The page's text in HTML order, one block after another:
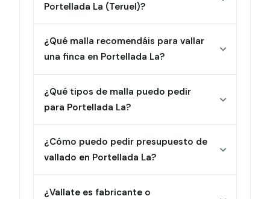
Portellada La (Teruel)?
¿Qué malla recomendáis para vallar
una finca en Portellada La?
¿Qué tipos de malla puedo pedir
para Portellada La?
¿Cómo puedo pedir presupuesto de
vallado en Portellada La?
¿Vallate es fabricante o